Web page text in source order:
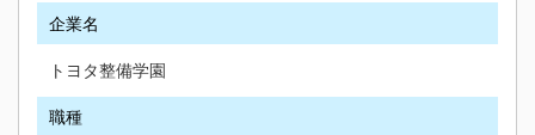
企業名
トヨタ整備学園
職種